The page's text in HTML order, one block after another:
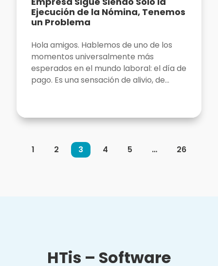
Ejecución de la Nómina, Tenemos
un Problema
Hola amigos. Hablemos de uno de los
momentos universalmente más
esperados en el mundo laboral: el día de
pago. Es una sensación de alivio, de...
1 2 3 4 5 … 26
HTis – Software